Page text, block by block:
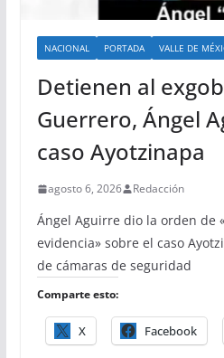
NACIONAL PORTADA VALLE DE
Detienen al
Guerrero, Ángel
caso Ayotzinapa
agosto 6, 2026 Redacción
Ángel Aguirre dio la orden de
evidencia» sobre el caso
de cámaras de seguridad
Comparte esto:
X Facebook